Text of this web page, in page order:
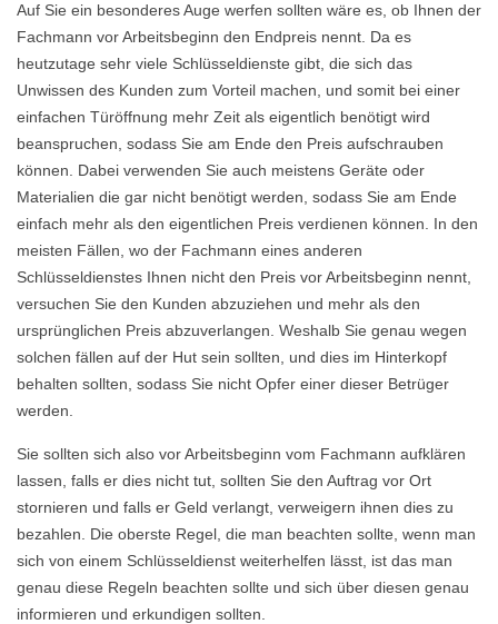
Auf Sie ein besonderes Auge werfen sollten wäre es, ob Ihnen der
Fachmann vor Arbeitsbeginn den Endpreis nennt. Da es
heutzutage sehr viele Schlüsseldienste gibt, die sich das
Unwissen des Kunden zum Vorteil machen, und somit bei einer
einfachen Türöffnung mehr Zeit als eigentlich benötigt wird
beanspruchen, sodass Sie am Ende den Preis aufschrauben
können. Dabei verwenden Sie auch meistens Geräte oder
Materialien die gar nicht benötigt werden, sodass Sie am Ende
einfach mehr als den eigentlichen Preis verdienen können. In den
meisten Fällen, wo der Fachmann eines anderen
Schlüsseldienstes Ihnen nicht den Preis vor Arbeitsbeginn nennt,
versuchen Sie den Kunden abzuziehen und mehr als den
ursprünglichen Preis abzuverlangen. Weshalb Sie genau wegen
solchen fällen auf der Hut sein sollten, und dies im Hinterkopf
behalten sollten, sodass Sie nicht Opfer einer dieser Betrüger
werden.
Sie sollten sich also vor Arbeitsbeginn vom Fachmann aufklären
lassen, falls er dies nicht tut, sollten Sie den Auftrag vor Ort
stornieren und falls er Geld verlangt, verweigern ihnen dies zu
bezahlen. Die oberste Regel, die man beachten sollte, wenn man
sich von einem Schlüsseldienst weiterhelfen lässt, ist das man
genau diese Regeln beachten sollte und sich über diesen genau
informieren und erkundigen sollten.